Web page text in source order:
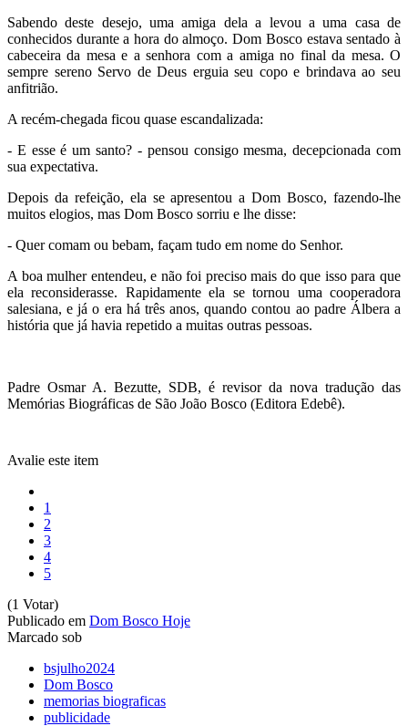
Sabendo deste desejo, uma amiga dela a levou a uma casa de
conhecidos durante a hora do almoço. Dom Bosco estava sentado à
cabeceira da mesa e a senhora com a amiga no final da mesa. O
sempre sereno Servo de Deus erguia seu copo e brindava ao seu
anfitrião.
A recém-chegada ficou quase escandalizada:
- E esse é um santo? - pensou consigo mesma, decepcionada com
sua expectativa.
Depois da refeição, ela se apresentou a Dom Bosco, fazendo-lhe
muitos elogios, mas Dom Bosco sorriu e lhe disse:
- Quer comam ou bebam, façam tudo em nome do Senhor.
A boa mulher entendeu, e não foi preciso mais do que isso para que
ela reconsiderasse. Rapidamente ela se tornou uma cooperadora
salesiana, e já o era há três anos, quando contou ao padre Álbera a
história que já havia repetido a muitas outras pessoas.
Padre Osmar A. Bezutte, SDB, é revisor da nova tradução das
Memórias Biográficas de São João Bosco (Editora Edebê).
Avalie este item
1
2
3
4
5
(1 Votar)
Publicado em Dom Bosco Hoje
Marcado sob
bsjulho2024
Dom Bosco
memorias biograficas
publicidade